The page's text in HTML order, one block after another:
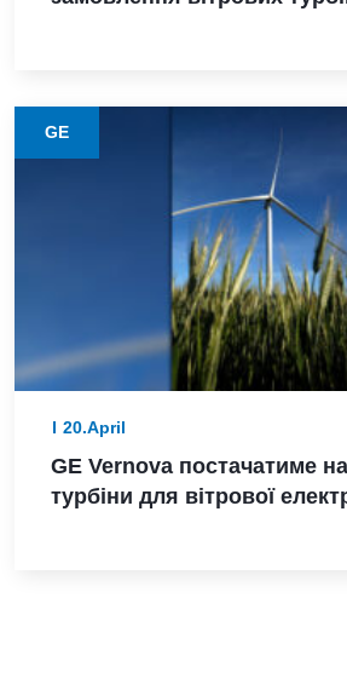
GE
20.April
GE Vernova постачатиме
турбіни для вітрової